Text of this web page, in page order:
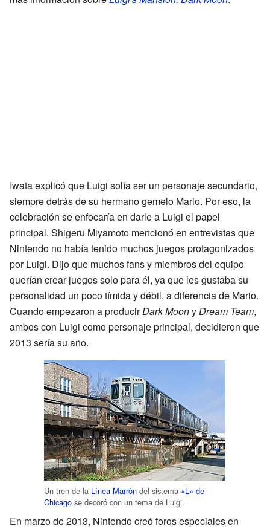
Iwata explicó que Luigi solía ser un personaje secundario,
siempre detrás de su hermano gemelo Mario. Por eso, la
celebración se enfocaría en darle a Luigi el papel
principal. Shigeru Miyamoto mencionó en entrevistas que
Nintendo no había tenido muchos juegos protagonizados
por Luigi. Dijo que muchos fans y miembros del equipo
querían crear juegos solo para él, ya que les gustaba su
personalidad un poco tímida y débil, a diferencia de Mario.
Cuando empezaron a producirDark MoonyDream Team,
ambos con Luigi como personaje principal, decidieron que
2013 sería su año.
Un tren de la Línea Marrón del sistema «L» de
Chicago se decoró con un tema de Luigi.
En marzo de 2013, Nintendo creó foros especiales en